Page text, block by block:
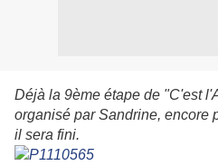
Déjà la 9ème étape de "C'est
organisé par Sandrine, encore
il sera fini.